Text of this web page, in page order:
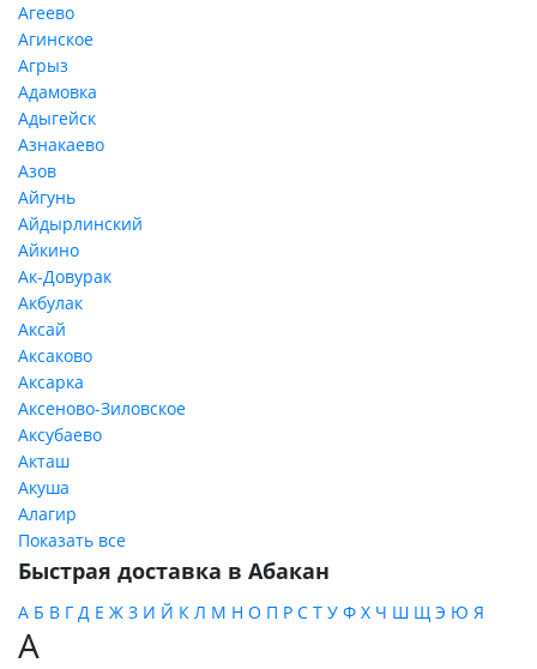
Агеево
Агинское
Агрыз
Адамовка
Адыгейск
Азнакаево
Азов
Айгунь
Айдырлинский
Айкино
Ак-Довурак
Акбулак
Аксай
Аксаково
Аксарка
Аксеново-Зиловское
Аксубаево
Акташ
Акуша
Алагир
Показать все
Быстрая доставка в Абакан
А Б В Г Д Е Ж З И Й К Л М Н О П Р С Т У Ф Х Ч Ш Щ Э Ю Я
А